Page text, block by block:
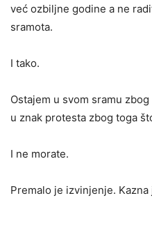
već ozbiljne godine a ne
sramota.
I tako.
Ostajem u svom sramu
u znak protesta zbog toga
I ne morate.
Premalo je izvinjenje.